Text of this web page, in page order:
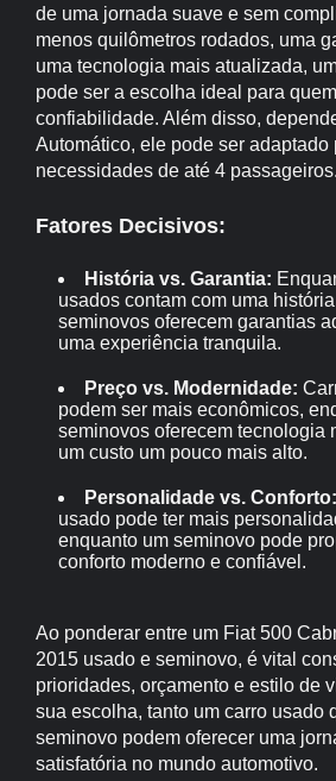
de uma jornada suave e sem
menos quilômetros rodados, uma
uma tecnologia mais atualizada,
pode ser a escolha ideal para
confiabilidade. Além disso,
Automático, ele pode ser adaptado
necessidades de até 4 passageiros.
Fatores Decisivos:
História vs. Garantia:
usados contam com uma
seminovos oferecem garantias
uma experiência tranquila.
Preço vs. Modernidade:
podem ser mais econômicos,
seminovos oferecem tecnologia
um custo um pouco mais alto.
Personalidade vs. Conforto:
usado pode ter mais
enquanto um seminovo pode
conforto moderno e confiável.
Ao ponderar entre um Fiat 500
2015 usado e seminovo, é vital
prioridades, orçamento e estilo de
sua escolha, tanto um carro usado
seminovo podem oferecer uma
satisfatória no mundo automotivo.